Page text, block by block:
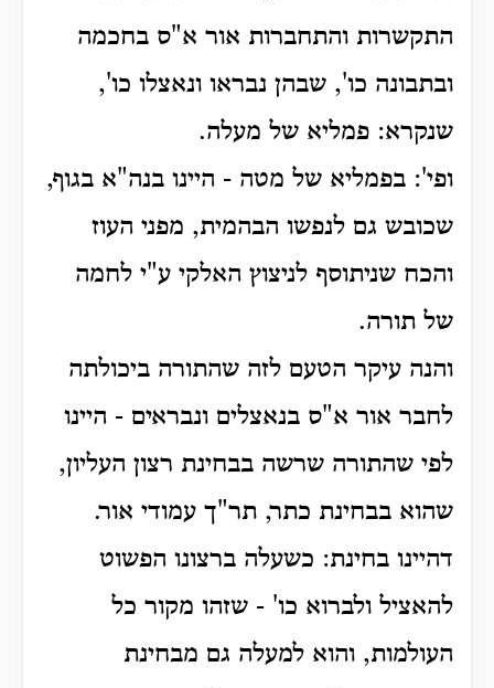
התקשרות והתחברות אור א"ס בחכמה
ובתבונה כו', שבהן נבראו ונאצלו כו',
שנקרא: פמליא של מעלה.
ופי': בפמליא של מטה - היינו בנה"א בגוף,
שכובש גם לנפשו הבהמית, מפני העוז
והכח שניתוסף לניצוץ האלקי ע"י לחמה
של תורה.
והנה עיקר הטעם לזה שהתורה ביכולתה
לחבר אור א"ס בנאצלים ונבראים - היינו
לפי שהתורה שרשה בבחינת רצון העליון,
שהוא בבחינת כתר, תר"ך עמודי אור.
דהיינו בחינת: כשעלה ברצונו הפשוט
להאציל ולברוא כו' - שזהו מקור כל
העולמות, והוא למעלה גם מבחינת